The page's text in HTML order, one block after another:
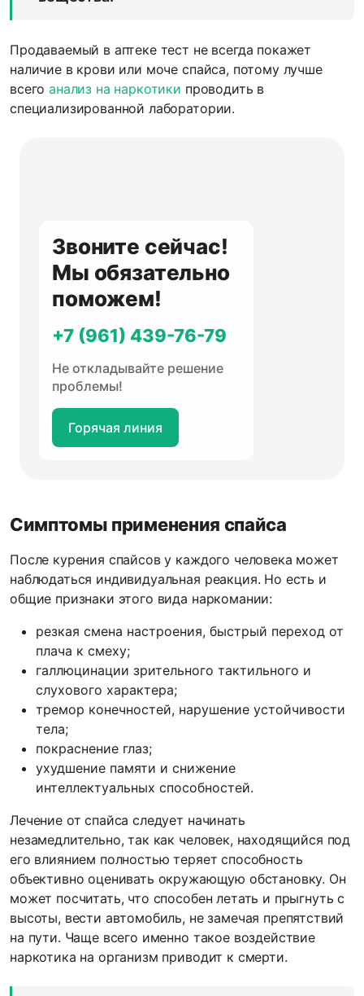
Продаваемый в аптеке тест не всегда покажет
наличие в крови или моче спайса, потому лучше
всегоанализ на наркотики проводить в
специализированной лаборатории.
Звоните сейчас!
Мы обязательно
поможем!
+7 (961) 439-76-79
Не откладывайте решение
проблемы!
Горячая линия
Симптомы применения спайса
После курения спайсов у каждого человека может
наблюдаться индивидуальная реакция. Но есть и
общие признаки этого вида наркомании:
резкая смена настроения, быстрый переход от
плача к смеху;
галлюцинации зрительного тактильного и
слухового характера;
тремор конечностей, нарушение устойчивости
тела;
покраснение глаз;
ухудшение памяти и снижение
интеллектуальных способностей.
Лечение от спайса следует начинать
незамедлительно, так как человек, находящийся под
его влиянием полностью теряет способность
объективно оценивать окружающую обстановку. Он
может посчитать, что способен летать и прыгнуть с
высоты, вести автомобиль, не замечая препятствий
на пути. Чаще всего именно такое воздействие
наркотика на организм приводит к смерти.